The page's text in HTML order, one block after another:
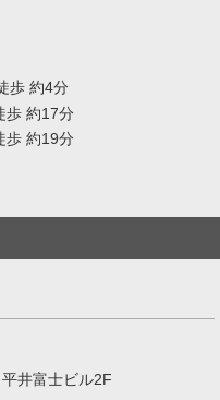
歩 約4分
歩 約17分
歩 約19分
井富士ビル2F